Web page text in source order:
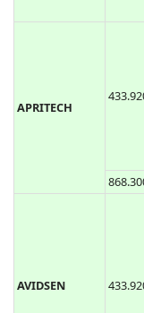
APRITECH
AVIDSEN